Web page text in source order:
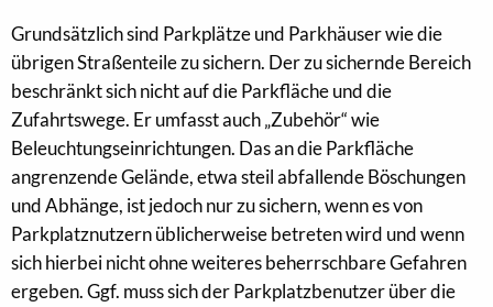
Grundsätzlich sind Parkplätze und Parkhäuser wie die
übrigen Straßenteile zu sichern. Der zu sichernde Bereich
beschränkt sich nicht auf die Parkfläche und die
Zufahrtswege. Er umfasst auch „Zubehör“ wie
Beleuchtungseinrichtungen. Das an die Parkfläche
angrenzende Gelände, etwa steil abfallende Böschungen
und Abhänge, ist jedoch nur zu sichern, wenn es von
Parkplatznutzern üblicherweise betreten wird und wenn
sich hierbei nicht ohne weiteres beherrschbare Gefahren
ergeben. Ggf. muss sich der Parkplatzbenutzer über die